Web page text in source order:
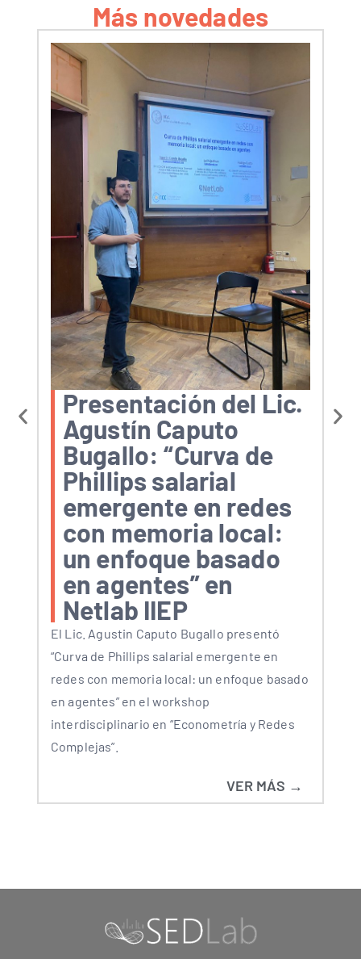
Más novedades
Presentación del Lic.
Agustín Caputo
Bugallo: “Curva de
Phillips salarial
emergente en redes
con memoria local:
un enfoque basado
en agentes” en
Netlab IIEP
El Lic. Agustin Caputo Bugallo presentó
“Curva de Phillips salarial emergente en
redes con memoria local: un enfoque basado
en agentes” en el workshop
interdisciplinario en “Econometría y Redes
Complejas”.
VER MÁS →